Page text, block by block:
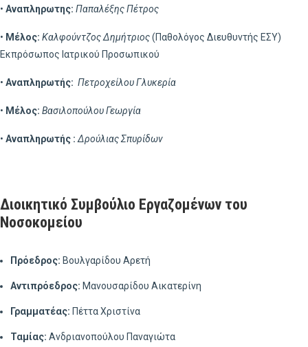
• Αναπληρωτης: Παπαλέξης Πέτρος
• Μέλος: Καλφούντζος Δημήτριος(Παθολόγος Διευθυντής ΕΣΥ)
Εκπρόσωπος Ιατρικού Προσωπικού
• Αναπληρωτής: Πετροχείλου Γλυκερία
• Μέλος: Βασιλοπούλου Γεωργία
• Αναπληρωτής : Δρούλιας Σπυρίδων
Διοικητικό Συμβούλιο Εργαζομένων του
Νοσοκομείου
Πρόεδρος: Βουλγαρίδου Αρετή
Αντιπρόεδρος: Μανουσαρίδου Αικατερίνη
Γραμματέας: Πέττα Χριστίνα
Ταμίας: Ανδριανοπούλου Παναγιώτα